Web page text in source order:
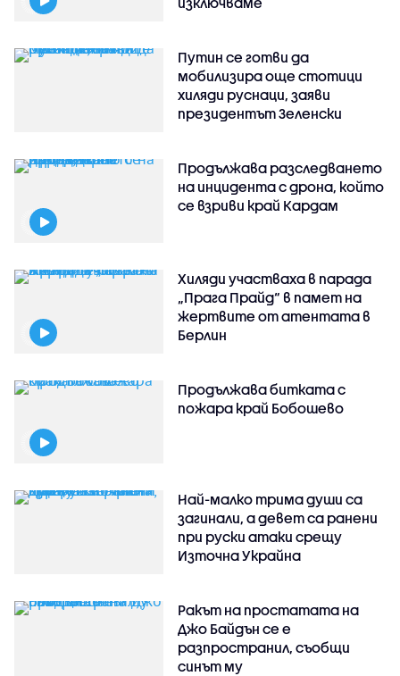
Путин се готви да
мобилизира още стотици
хиляди руснаци, заяви
президентът Зеленски
Продължава разследването
на инцидента с дрона, който
се взриви край Кардам
Хиляди участваха в парада
„Прага Прайд“ в памет на
жертвите от атентата в
Берлин
Продължава битката с
пожара край Бобошево
Най-малко трима души са
загинали, а девет са ранени
при руски атаки срещу
Източна Украйна
Ракът на простатата на
Джо Байдън се е
разпространил, съобщи
синът му